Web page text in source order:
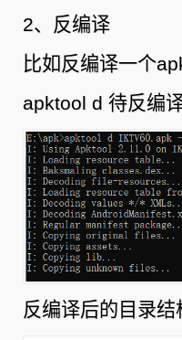
2、反编译
比如反编译一个
apktool d 待反编
反编译后的目录结